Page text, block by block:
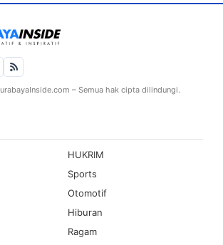
– Semua hak cipta dilindungi.
HUKRIM
Sports
Otomotif
Hiburan
Ragam